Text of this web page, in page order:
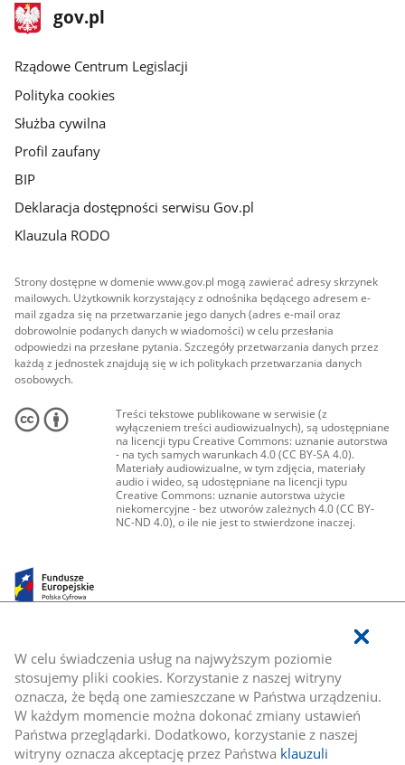
W celu świadczenia usług na najwyższym poziomie
stosujemy pliki cookies. Korzystanie z naszej witryny
oznacza, że będą one zamieszczane w Państwa urządzeniu.
W każdym momencie można dokonać zmiany ustawień
Państwa przeglądarki. Dodatkowo, korzystanie z naszej
witryny oznacza akceptację przez Państwa klauzuli
stopka
gov.plStrona
gov.pl
Rządowe Centrum Legislacji
Polityka cookies
Służba cywilna
Profil zaufany
BIP
Deklaracja dostępności serwisu Gov.pl
Klauzula RODO
Strony dostępne w domenie www.gov.pl mogą zawierać adresy skrzynek
mailowych. Użytkownik korzystający z odnośnika będącego adresem e-
mail zgadza się na przetwarzanie jego danych (adres e-mail oraz
dobrowolnie podanych danych w wiadomości) w celu przesłania
odpowiedzi na przesłane pytania. Szczegóły przetwarzania danych przez
każdą z jednostek znajdują się w ich politykach przetwarzania danych
osobowych.
Treści tekstowe publikowane w serwisie (z
wyłączeniem treści audiowizualnych), są udostępniane
na licencji typu Creative Commons: uznanie autorstwa
- na tych samych warunkach 4.0 (CC BY-SA 4.0).
Materiały audiowizualne, w tym zdjęcia, materiały
audio i wideo, są udostępniane na licencji typu
Creative Commons: uznanie autorstwa użycie
niekomercyjne - bez utworów zależnych 4.0 (CC BY-
NC-ND 4.0), o ile nie jest to stwierdzone inaczej.